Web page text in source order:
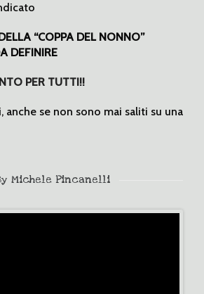
“COPPA DEL NONNO”
DEFINIRE
PER TUTTI!!
anche se non sono mai saliti su una
Michele Pincanelli